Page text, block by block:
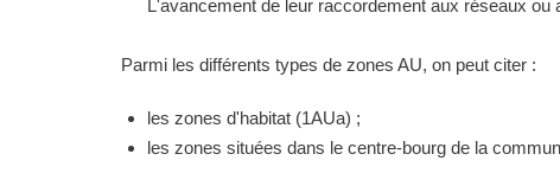
L'avancement de leur raccordement aux réseaux
Parmi les différents types de zones AU, on peut citer :
les zones d'habitat (1AUa) ;
les zones situées dans le centre-bourg de la